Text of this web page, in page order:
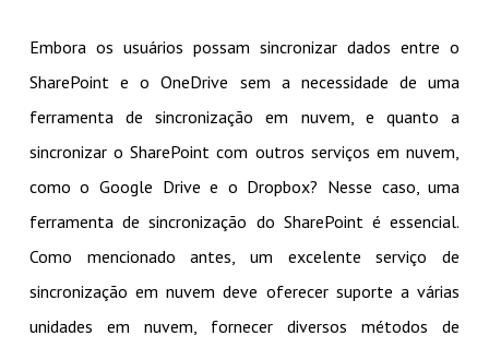
Embora os usuários possam sincronizar dados entre o
SharePoint e o OneDrive sem a necessidade de uma
ferramenta de sincronização em nuvem, e quanto a
sincronizar o SharePoint com outros serviços em nuvem,
como o Google Drive e o Dropbox? Nesse caso, uma
ferramenta de sincronização do SharePoint é essencial.
Como mencionado antes, um excelente serviço de
sincronização em nuvem deve oferecer suporte a várias
unidades em nuvem, fornecer diversos métodos de